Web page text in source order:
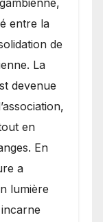
entre la
de
La
devenue
en
En
a
lumière